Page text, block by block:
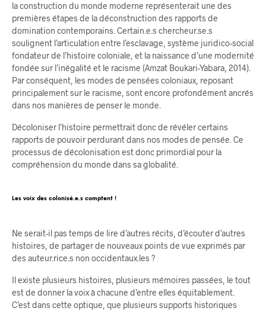
la construction du monde moderne représenterait une des
premières étapes de la déconstruction des rapports de
domination contemporains. Certain.e.s chercheur.se.s
soulignent l’articulation entre l’esclavage, système juridico-social
fondateur de l’histoire coloniale, et la naissance d’une modernité
fondée sur l’inégalité et le racisme (Amzat Boukari-Yabara, 2014).
Par conséquent, les modes de pensées coloniaux, reposant
principalement sur le racisme, sont encore profondément ancrés
dans nos manières de penser le monde.
Décoloniser l’histoire permettrait donc de révéler certains
rapports de pouvoir perdurant dans nos modes de pensée. Ce
processus de décolonisation est donc primordial pour la
compréhension du monde dans sa globalité.
Les voix des colonisé.e.s comptent !
Ne serait-il pas temps de lire d’autres récits, d’écouter d’autres
histoires, de partager de nouveaux points de vue exprimés par
des auteur.rice.s non occidentaux.les ?
Il existe plusieurs histoires, plusieurs mémoires passées, le tout
est de donner la voix à chacune d’entre elles équitablement.
C’est dans cette optique, que plusieurs supports historiques